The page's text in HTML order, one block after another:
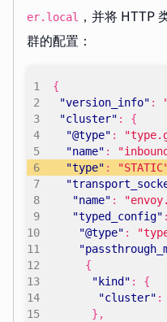
er.local
，并将 HTTP
群的配置：
{
"version_info" :
"cluster" :
{
"@type" :
"name" :
"type" :
"name" :
"typed_config" :
"@type" :
{
"kind" :
{
"cluster" :
},